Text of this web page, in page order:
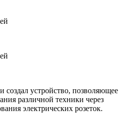
создал устройство, позволяющее
различной техники через
электрических розеток.